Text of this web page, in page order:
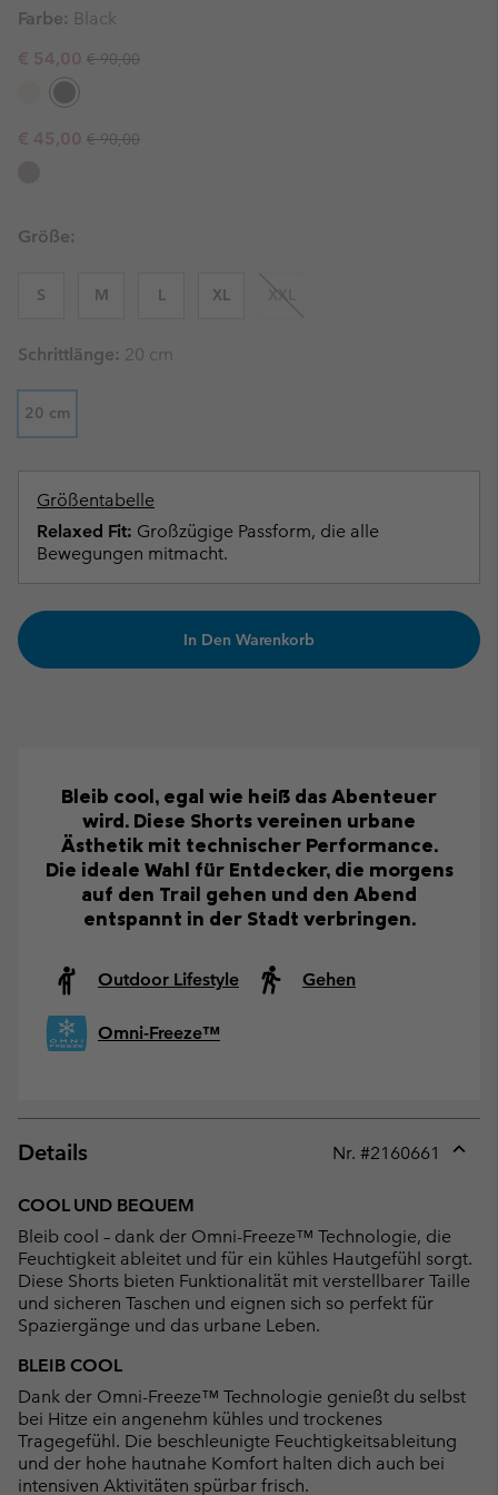
Farbe: Black
Sale price:
€ 54,00 Regular price:
€ 90,00
Sale price:
€ 45,00 Regular price:
€ 90,00
Größe:
S M L XL XXL
Schrittlänge: 20 cm
20 cm
Größentabelle
Relaxed Fit: Großzügige Passform, die alle
Bewegungen mitmacht.
In Den Warenkorb
Bleib cool, egal wie heiß das Abenteuer
wird. Diese Shorts vereinen urbane
Ästhetik mit technischer Performance.
Die ideale Wahl für Entdecker, die morgens
auf den Trail gehen und den Abend
entspannt in der Stadt verbringen.
Outdoor Lifestyle Gehen
Omni-Freeze™
Details Nr. #2160661
COOL UND BEQUEM
Bleib cool – dank der Omni-Freeze™ Technologie, die
Feuchtigkeit ableitet und für ein kühles Hautgefühl sorgt.
Diese Shorts bieten Funktionalität mit verstellbarer Taille
und sicheren Taschen und eignen sich so perfekt für
Spaziergänge und das urbane Leben.
BLEIB COOL
Dank der Omni-Freeze™ Technologie genießt du selbst
bei Hitze ein angenehm kühles und trockenes
Tragegefühl. Die beschleunigte Feuchtigkeitsableitung
und der hohe hautnahe Komfort halten dich auch bei
intensiven Aktivitäten spürbar frisch.